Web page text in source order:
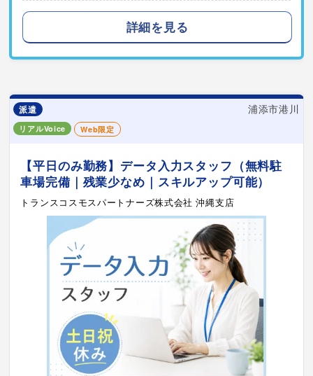
詳細を見る
派遣 浦添市港川
リアルVoice Web限定
【平日のみ勤務】データ入力スタッフ（無料駐
車場完備｜残業少なめ｜スキルアップ可能）
トランスコスモスパートナーズ株式会社 沖縄支店